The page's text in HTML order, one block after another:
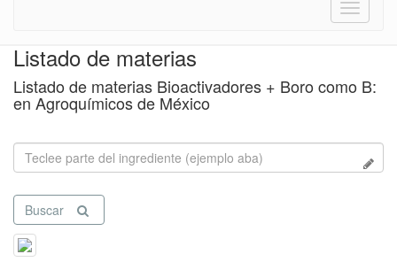
Toggle
Listado de materias
Listado de materias Bioactivadores + Boro como B:
en Agroquímicos de México
Buscar